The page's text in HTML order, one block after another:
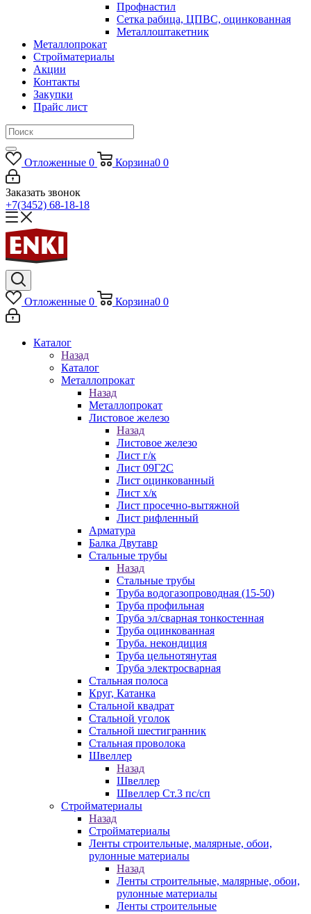
Профнастил
Сетка рабица, ЦПВС, оцинкованная
Металлоштакетник
Металлопрокат
Стройматериалы
Акции
Контакты
Закупки
Прайс лист
Отложенные 0 Корзина0 0
Заказать звонок
+7(3452) 68-18-18
Отложенные 0 Корзина0 0
Каталог
Назад
Каталог
Металлопрокат
Назад
Металлопрокат
Листовое железо
Назад
Листовое железо
Лист г/к
Лист 09Г2С
Лист оцинкованный
Лист х/к
Лист просечно-вытяжной
Лист рифленный
Арматура
Балка Двутавр
Стальные трубы
Назад
Стальные трубы
Труба водогазопроводная (15-50)
Труба профильная
Труба эл/сварная тонкостенная
Труба оцинкованная
Труба. некондиция
Труба цельнотянутая
Труба электросварная
Стальная полоса
Круг, Катанка
Стальной квадрат
Стальной уголок
Стальной шестигранник
Стальная проволока
Швеллер
Назад
Швеллер
Швеллер Ст.3 пс/сп
Стройматериалы
Назад
Стройматериалы
Ленты строительные, малярные, обои,
рулонные материалы
Назад
Ленты строительные, малярные, обои,
рулонные материалы
Ленты строительные